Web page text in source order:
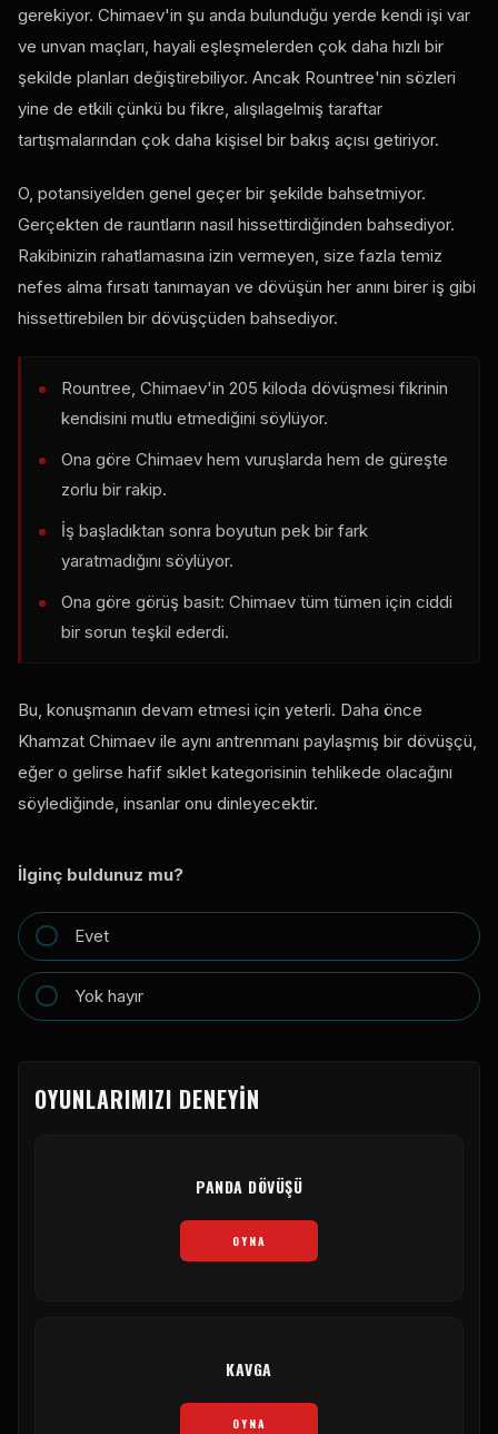
gerekiyor. Chimaev'in şu anda bulunduğu yerde kendi işi var
ve unvan maçları, hayali eşleşmelerden çok daha hızlı bir
şekilde planları değiştirebiliyor. Ancak Rountree'nin sözleri
yine de etkili çünkü bu fikre, alışılagelmiş taraftar
tartışmalarından çok daha kişisel bir bakış açısı getiriyor.
O, potansiyelden genel geçer bir şekilde bahsetmiyor.
Gerçekten de rauntların nasıl hissettirdiğinden bahsediyor.
Rakibinizin rahatlamasına izin vermeyen, size fazla temiz
nefes alma fırsatı tanımayan ve dövüşün her anını birer iş gibi
hissettirebilen bir dövüşçüden bahsediyor.
Rountree, Chimaev'in 205 kiloda dövüşmesi fikrinin
kendisini mutlu etmediğini söylüyor.
Ona göre Chimaev hem vuruşlarda hem de güreşte
zorlu bir rakip.
İş başladıktan sonra boyutun pek bir fark
yaratmadığını söylüyor.
Ona göre görüş basit: Chimaev tüm tümen için ciddi
bir sorun teşkil ederdi.
Bu, konuşmanın devam etmesi için yeterli. Daha önce
Khamzat Chimaev ile aynı antrenmanı paylaşmış bir dövüşçü,
eğer o gelirse hafif sıklet kategorisinin tehlikede olacağını
söylediğinde, insanlar onu dinleyecektir.
İlginç buldunuz mu?
Evet
Yok hayır
OYUNLARIMIZI DENEYIN
PANDA DÖVÜŞÜ
OYNA
KAVGA
OYNA